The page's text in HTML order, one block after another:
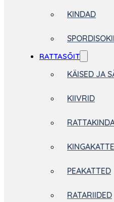
KINDAD
RATTASÕIT
KÄISED JA
KIIVRID
PEAKATTED
RATARIIDED